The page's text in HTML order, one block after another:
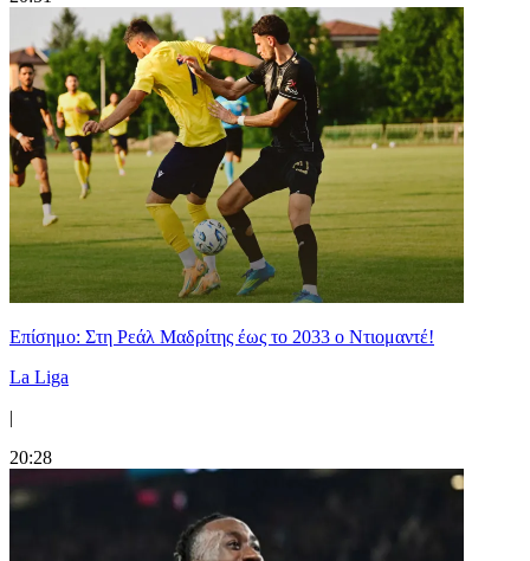
Επίσημο: Στη Ρεάλ Μαδρίτης έως το 2033 ο Ντιομαντέ!
La Liga
|
20:28